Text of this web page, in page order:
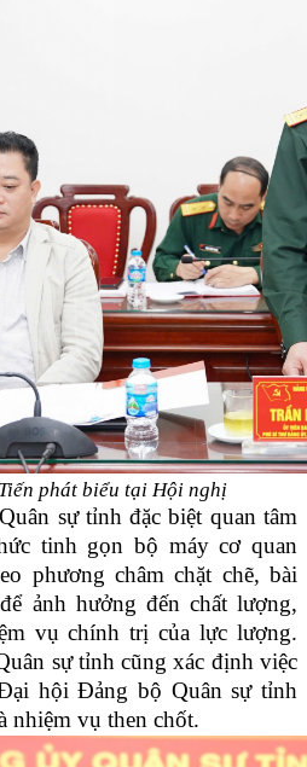
phát biểu tại Hội nghị
sự tỉnh đặc biệt quan tâm
tinh gọn bộ máy cơ quan
phương châm chặt chẽ, bài
ảnh hưởng đến chất lượng,
vụ chính trị của lực lượng.
sự tỉnh cũng xác định việc
hội Đảng bộ Quân sự tỉnh
nhiệm vụ then chốt.